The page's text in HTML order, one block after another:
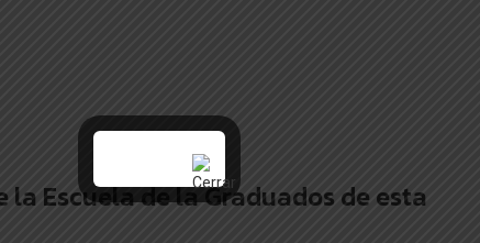
Escuela de la Graduados de esta